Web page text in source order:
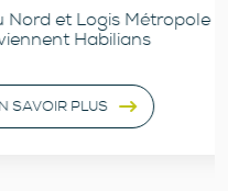
Métropole